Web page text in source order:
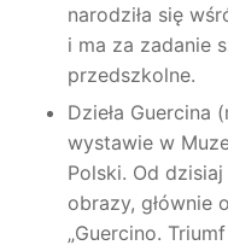
narodziła się
i ma za zadanie
przedszkolne.
Dzieła Guercina
wystawie w
Polski. Od
obrazy, głównie
„Guercino.